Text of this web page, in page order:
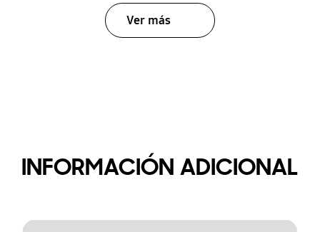
Ver más
INFORMACIÓN ADICIONAL